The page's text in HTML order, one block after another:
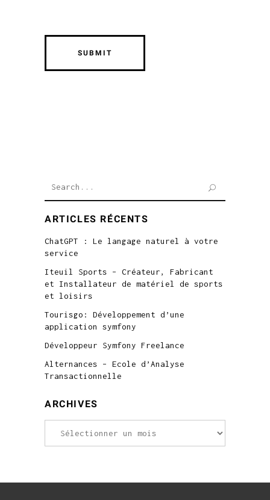
ARTICLES RÉCENTS
ChatGPT : Le langage naturel à votre
service
Iteuil Sports – Créateur, Fabricant
et Installateur de matériel de sports
et loisirs
Tourisgo: Développement d’une
application symfony
Développeur Symfony Freelance
Alternances – Ecole d’Analyse
Transactionnelle
ARCHIVES